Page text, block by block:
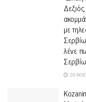
με
λένε
26